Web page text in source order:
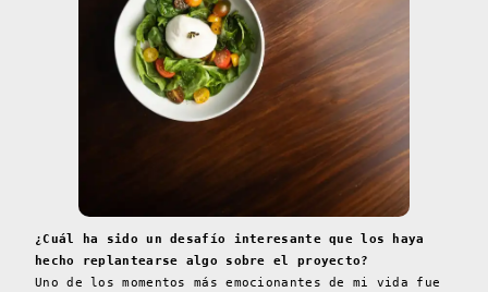
¿Cuál ha sido un desafío interesante que los haya
hecho replantearse algo sobre el proyecto?
Uno de los momentos más emocionantes de mi vida fue